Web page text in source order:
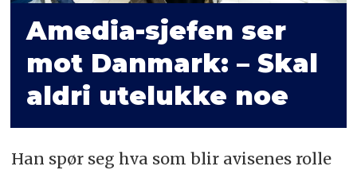
Amedia-sjefen ser
mot Danmark: – Skal
aldri utelukke noe
Han spør seg hva som blir avisenes rolle